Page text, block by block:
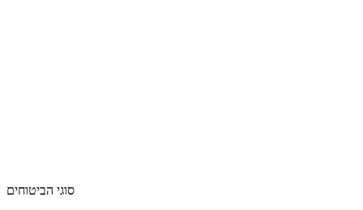
סוגי הביטוחים